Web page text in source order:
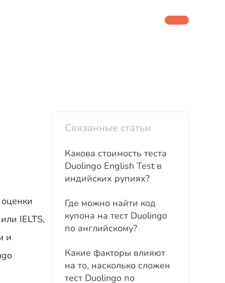
IELTS,
и
Связанные статьи
Какова стоимость теста
Duolingo English Test в
индийских рупиях?
Где можно найти код
купона на тест Duolingo
по английскому?
Какие факторы влияют
на то, насколько сложен
тест Duolingo по